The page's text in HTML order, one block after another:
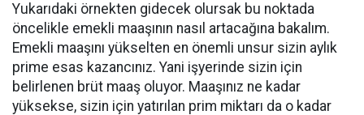
Yukarıdaki örnekten gidecek olursak bu noktada
öncelikle emekli maaşının nasıl artacağına bakalım.
Emekli maaşını yükselten en önemli unsur sizin aylık
prime esas kazancınız. Yani işyerinde sizin için
belirlenen brüt maaş oluyor. Maaşınız ne kadar
yüksekse, sizin için yatırılan prim miktarı da o kadar